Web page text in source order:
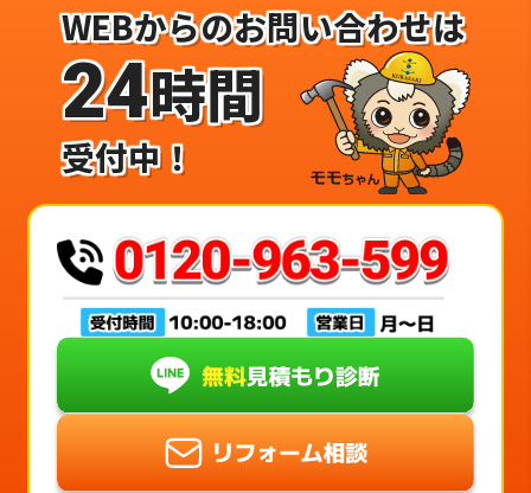
WEBからのお問い合わせは
24時間
受付中！